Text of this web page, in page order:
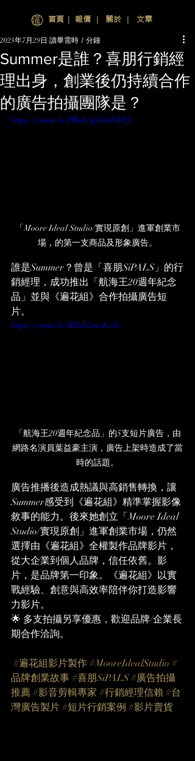
首頁 ∣ 報價 ∣ 關於 ∣ 文章
Summer是誰？喜朋行銷經
理出身，創業後仍持續合作
的廣告拍攝團隊是？
2025年7月29日 讀畢需時 1 分鐘
https://youtu.be/PBuL4pGODHQ
「Moore Ideal Studio/實現原創」進軍創業市
場，的第一支商品及形象廣告。
誰是Summer？曾是「喜朋SiPALS」的行
銷經理，成功推出「航海王20週年紀念
品」並與《遍花組》合作拍攝廣告短
片。
https://youtu.be/RZnb2mcKxbs
「航海王20週年紀念品」的5支短片廣告，由
網路名演員葉益豪主演，廣告上架時造成了當
時的話題。
廣告推播後造成熱議與高銷售轉換，讓
Summer感受到《遍花組》精準掌握影像
敘事的能力。後來她創立「Moore Ideal
Studio/實現原創」進軍創業市場，仍然
選擇由《遍花組》全權製作品牌影片，
從大企業到個人品牌，信任依舊。影
片，是品牌第一印象。《遍花組》以實
戰經驗、創意與高效率陪伴你打造影響
力影片。
🌟 多支拍攝另享優惠，歡迎品牌/企業長
期合作洽詢。
#遍花組影片製作 #MooreIdealStudio #
品牌創業故事 #喜朋SiPALS #廣告拍攝
推薦 #影音剪輯專家 #行銷經理信賴 #台
灣廣告製片 #短片行銷案例 #影片賣貨